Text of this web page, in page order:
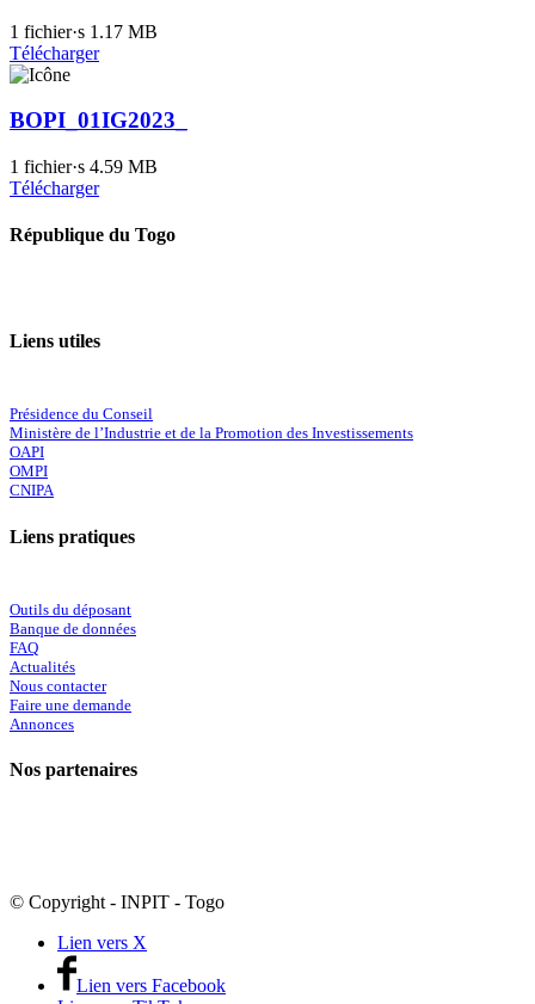
1 fichier·s 1.17 MB
Télécharger
BOPI_01IG2023_
1 fichier·s 4.59 MB
Télécharger
République du Togo
Liens utiles
Présidence du Conseil
Ministère de l’Industrie et de la Promotion des Investissements
OAPI
OMPI
CNIPA
Liens pratiques
Outils du déposant
Banque de données
FAQ
Actualités
Nous contacter
Faire une demande
Annonces
Nos partenaires
© Copyright - INPIT - Togo
Lien vers X
Lien vers Facebook